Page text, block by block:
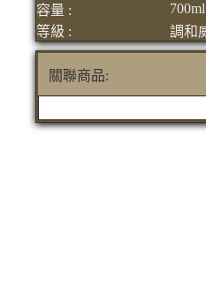
容量 :
700ml
等級 :
調和
關聯商品: